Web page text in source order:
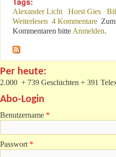
Alexander Licht Horst Gies
Weiterlesen über Kleine Anfrage
4 Kommentare
Kommentaren bitte Anmelden.
Per heute:
2.000 + 739 Geschichten + 391
Abo-Login
Benutzername *
Passwort *